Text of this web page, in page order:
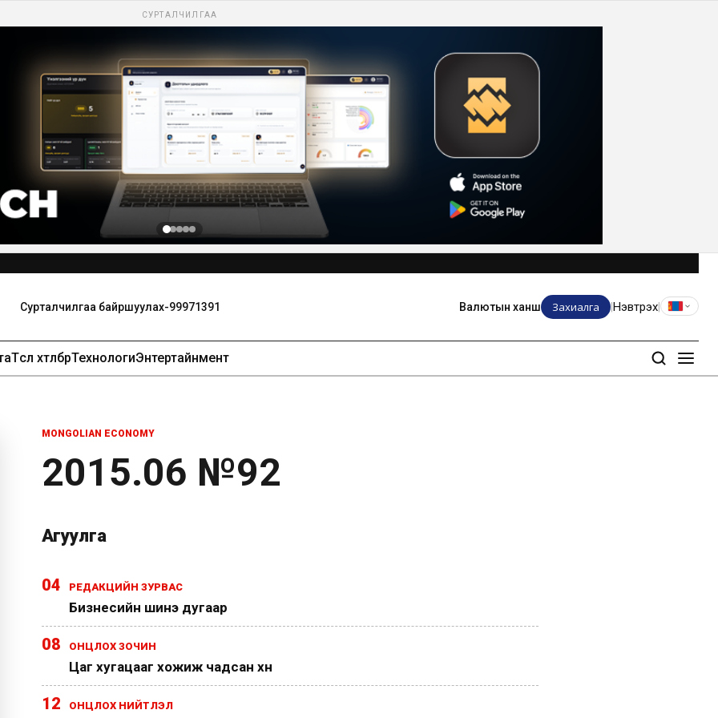
СУРТАЛЧИЛГАА
Валютын ханш Захиалга Нэвтрэх
Төсөл хөтөлбөрТехнологиЭнтертайнмент
MONGOLIAN ECONOMY
2015.06 №92
Агуулга
04 РЕДАКЦИЙН ЗУРВАС
Бизнесийн шинэ дугаар
08 ОНЦЛОХ ЗОЧИН
Цаг хугацааг хожиж чадсан хүн
12 ОНЦЛОХ НИЙТЛЭЛ